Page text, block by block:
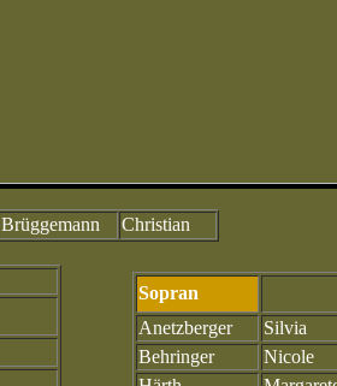
Brüggemann Christian
Sopran
Anetzberger
Silvia
Behringer
Nicole